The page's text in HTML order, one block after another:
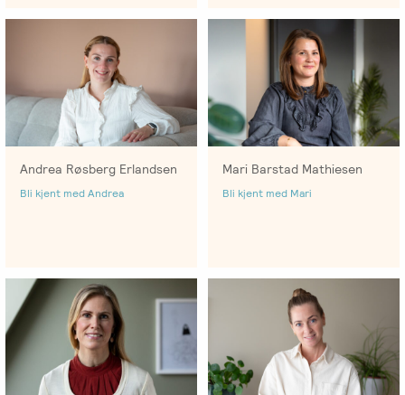
Andrea Røsberg Erlandsen
Bli kjent med Andrea
Mari Barstad Mathiesen
Bli kjent med Mari